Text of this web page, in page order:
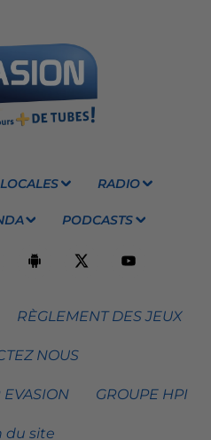
RADIO
PODCASTS
RÈGLEMENT DES JEUX
NOUS
EVASION GROUPE HPI
du site